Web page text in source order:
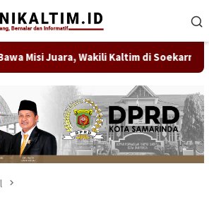
Juara, Wakili Kaltim di Soekarno Cup